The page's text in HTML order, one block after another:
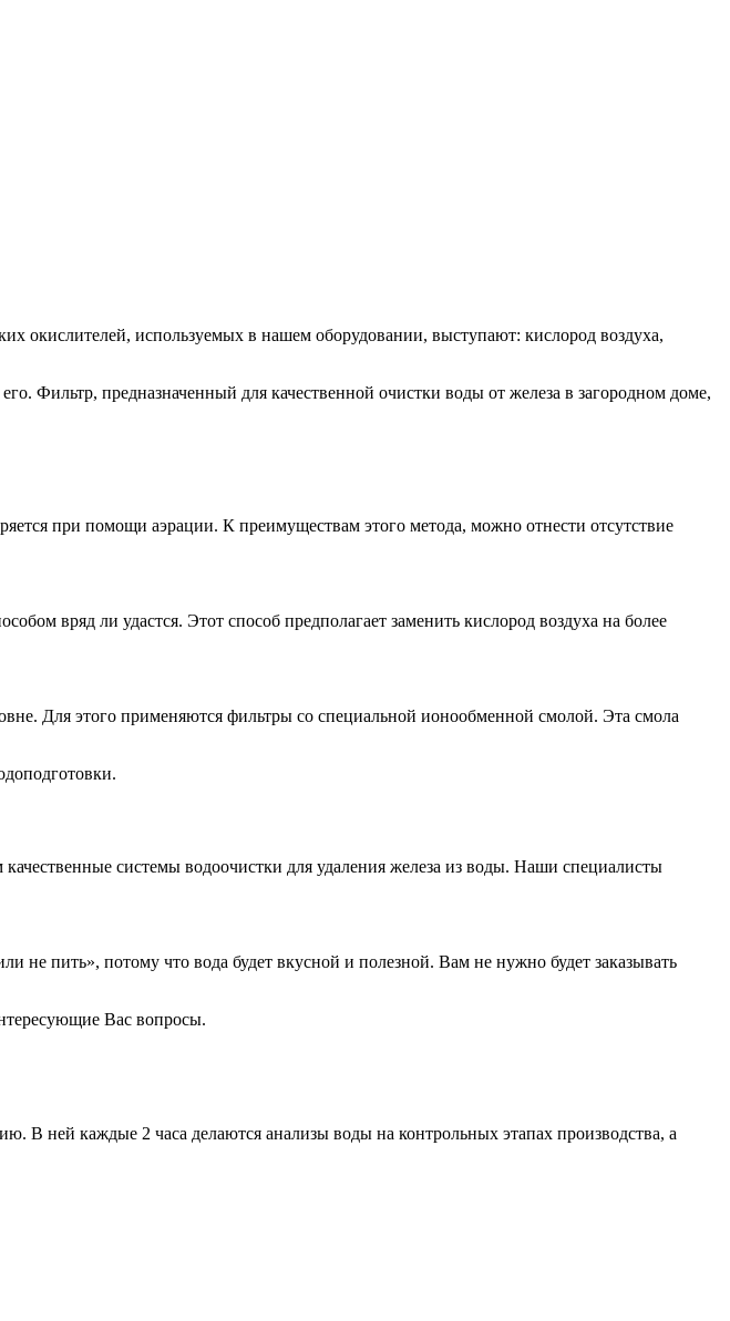
окислителей, используемых в нашем оборудовании, выступают: кислород воздуха,
Фильтр, предназначенный для качественной очистки воды от железа в загородном доме,
при помощи аэрации. К преимуществам этого метода, можно отнести отсутствие
вряд ли удастся. Этот способ предполагает заменить кислород воздуха на более
Для этого применяются фильтры со специальной ионообменной смолой. Эта смола
системы водоочистки для удаления железа из воды. Наши специалисты
пить», потому что вода будет вкусной и полезной. Вам не нужно будет заказывать
Вас вопросы.
В ней каждые 2 часа делаются анализы воды на контрольных этапах производства, а